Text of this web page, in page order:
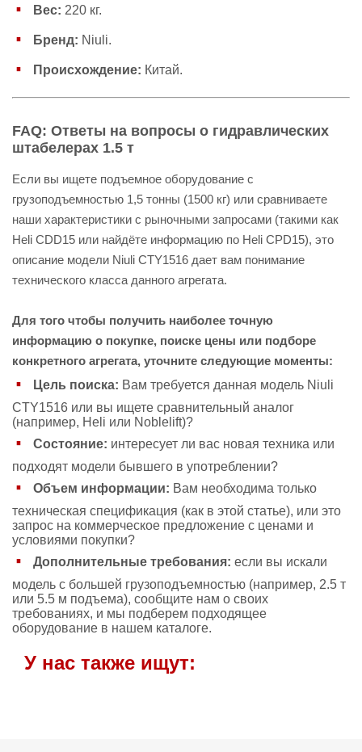
Вес: 220 кг.
Бренд: Niuli.
Происхождение: Китай.
FAQ: Ответы на вопросы о гидравлических
штабелерах 1.5 т
Если вы ищете подъемное оборудование с
грузоподъемностью 1,5 тонны (1500 кг) или сравниваете
наши характеристики с рыночными запросами (такими как
Heli CDD15 или найдёте информацию по Heli CPD15), это
описание модели Niuli CTY1516 дает вам понимание
технического класса данного агрегата.
Для того чтобы получить наиболее точную
информацию о покупке, поиске цены или подборе
конкретного агрегата, уточните следующие моменты:
Цель поиска: Вам требуется данная модель Niuli
CTY1516 или вы ищете сравнительный аналог
(например, Heli или Noblelift)?
Состояние: интересует ли вас новая техника или
подходят модели бывшего в употреблении?
Объем информации: Вам необходима только
техническая спецификация (как в этой статье), или это
запрос на коммерческое предложение с ценами и
условиями покупки?
Дополнительные требования: если вы искали
модель с большей грузоподъемностью (например, 2.5 т
или 5.5 м подъема), сообщите нам о своих
требованиях, и мы подберем подходящее
оборудование в нашем каталоге.
У нас также ищут: